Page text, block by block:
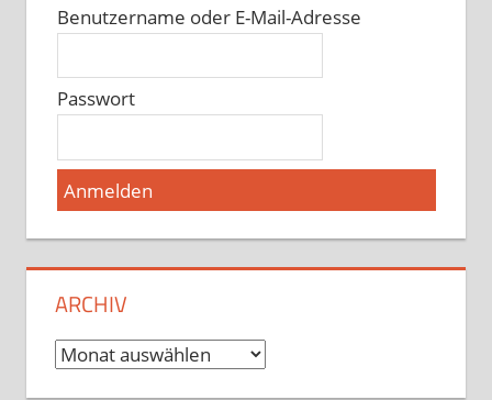
Benutzername oder E-Mail-Adresse
Passwort
ARCHIV
Archiv